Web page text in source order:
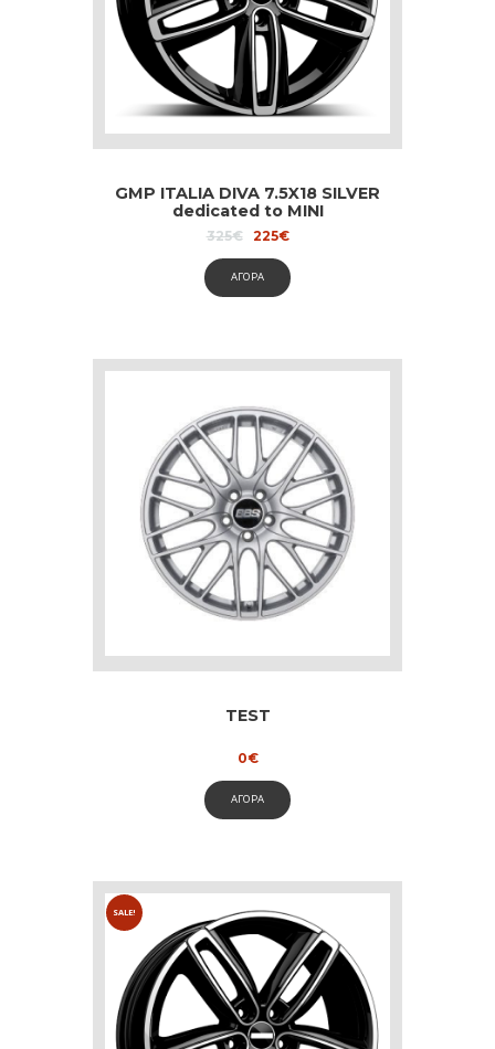
GMP ITALIA DIVA 7.5X18 SILVER
dedicated to MINI
325€
Original
was:
325€.
225€Current
is:
225€.
ΑΓΟΡΑ
TEST
0€
ΑΓΟΡΑ
SALE!